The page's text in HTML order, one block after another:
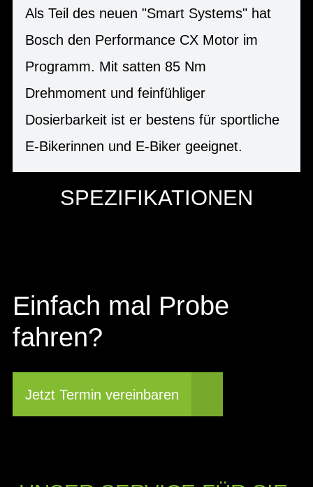
Als Teil des neuen "Smart Systems" hat
Bosch den Performance CX Motor im
Programm. Mit satten 85 Nm
Drehmoment und feinfühliger
Dosierbarkeit ist er bestens für sportliche
E-Bikerinnen und E-Biker geeignet.
SPEZIFIKATIONEN
Einfach mal Probe
fahren?
Jetzt Termin vereinbaren